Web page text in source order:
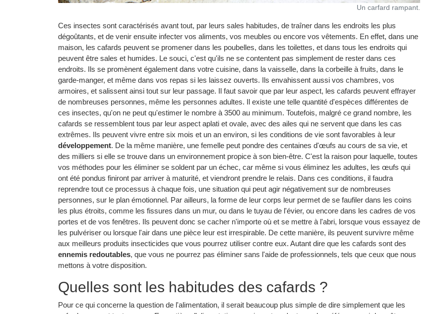
Un carfard rampant.
Ces insectes sont caractérisés avant tout, par leurs sales habitudes, de traîner dans les endroits les plus
dégoûtants, et de venir ensuite infecter vos aliments, vos meubles ou encore vos vêtements. En effet, dans une
maison, les cafards peuvent se promener dans les poubelles, dans les toilettes, et dans tous les endroits qui
peuvent être sales et humides. Le souci, c'est qu'ils ne se contentent pas simplement de rester dans ces
endroits. Ils se promènent également dans votre cuisine, dans la vaisselle, dans la corbeille à fruits, dans le
garde-manger, et même dans vos repas si les laissez ouverts. Ils envahissent aussi vos chambres, vos
armoires, et salissent ainsi tout sur leur passage. Il faut savoir que par leur aspect, les cafards peuvent effrayer
de nombreuses personnes, même les personnes adultes. Il existe une telle quantité d'espèces différentes de
ces insectes, qu'on ne peut qu'estimer le nombre à 3500 au minimum. Toutefois, malgré ce grand nombre, les
cafards se ressemblent tous par leur aspect aplati et ovale, avec des ailes qui ne servent que dans les cas
extrêmes. Ils peuvent vivre entre six mois et un an environ, si les conditions de vie sont favorables à leur
développement. De la même manière, une femelle peut pondre des centaines d'œufs au cours de sa vie, et
des milliers si elle se trouve dans un environnement propice à son bien-être. C'est la raison pour laquelle, toutes
vos méthodes pour les éliminer se soldent par un échec, car même si vous éliminez les adultes, les œufs qui
ont été pondus finiront par arriver à maturité, et viendront prendre le relais. Dans ces conditions, il faudra
reprendre tout ce processus à chaque fois, une situation qui peut agir négativement sur de nombreuses
personnes, sur le plan émotionnel. Par ailleurs, la forme de leur corps leur permet de se faufiler dans les coins
les plus étroits, comme les fissures dans un mur, ou dans le tuyau de l'évier, ou encore dans les cadres de vos
portes et de vos fenêtres. Ils peuvent donc se cacher n'importe où et se mettre à l'abri, lorsque vous essayez de
les pulvériser ou lorsque l'air dans une pièce leur est irrespirable. De cette manière, ils peuvent survivre même
aux meilleurs produits insecticides que vous pourrez utiliser contre eux. Autant dire que les cafards sont des
ennemis redoutables, que vous ne pourrez pas éliminer sans l'aide de professionnels, tels que ceux que nous
mettons à votre disposition.
Quelles sont les habitudes des cafards ?
Pour ce qui concerne la question de l'alimentation, il serait beaucoup plus simple de dire simplement que les